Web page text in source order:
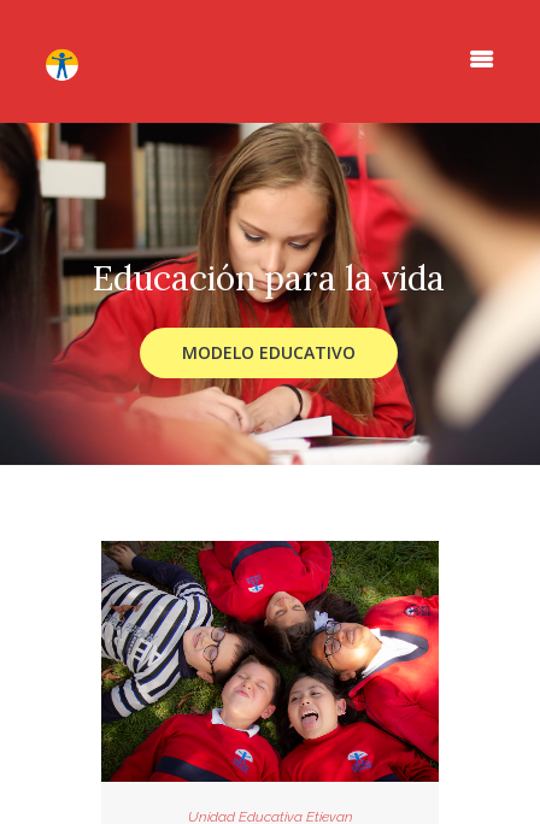
Educaciónpara lavida
MODELO EDUCATIVO
Unidad Educativa Etievan